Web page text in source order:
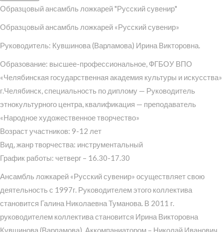
Образцовый ансамбль ложкарей "Русский сувенир"
Образцовый ансамбль ложкарей «Русский сувенир»
Руководитель: Кувшинова (Варламова) Ирина Викторовна.
Образование: высшее-профессиональное, ФГБОУ ВПО
«Челябинская государственная академия культуры и искусства»
г.Челябинск, специальность по диплому — Руководитель
этнокультурного центра, квалификация — преподаватель
«Народное художественное творчество»
Возраст участников: 9-12 лет
Вид, жанр творчества: инструментальный
График работы: четверг – 16.30-17.30
Ансамбль ложкарей «Русский сувенир» осуществляет свою
деятельность с 1997г. Руководителем этого коллектива
становится Галина Николаевна Туманова. В 2011 г.
руководителем коллектива становится Ирина Викторовна
Кувшинова (Варламова). Аккомпаниатором – Николай Иванович